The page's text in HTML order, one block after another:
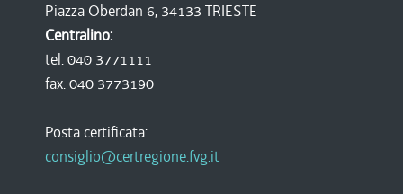
Piazza Oberdan 6, 34133 TRIESTE
Centralino:
tel. 040 3771111
fax. 040 3773190
Posta certificata:
consiglio@certregione.fvg.it